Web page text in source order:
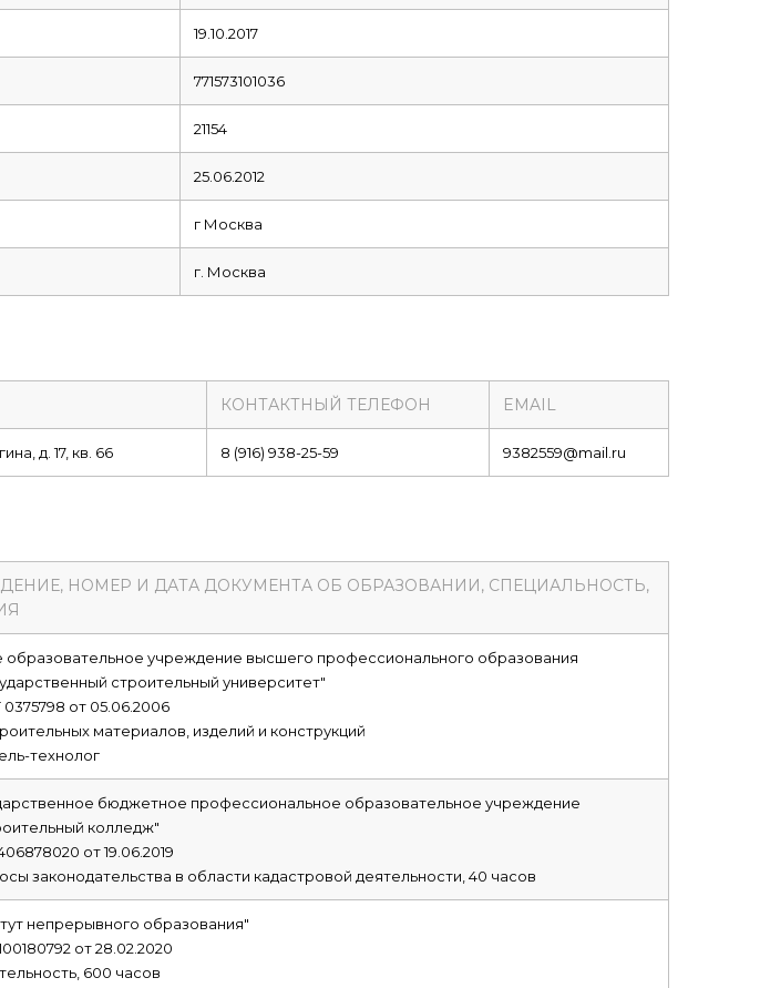
19.10.2017
771573101036
21154
25.06.2012
г Москва
г. Москва
КОНТАКТНЫЙ ТЕЛЕФОН EMAIL
д. 17, кв. 66 8 (916) 938-25-59 9382559@mail.ru
НОМЕР И ДАТА ДОКУМЕНТА ОБ ОБРАЗОВАНИИ, СПЕЦИАЛЬНОСТЬ,
образовательное учреждение высшего профессионального образования
строительный университет"
от 05.06.2006
материалов, изделий и конструкций
технолог
бюджетное профессиональное образовательное учреждение
колледж"
от 19.06.2019
законодательства в области кадастровой деятельности, 40 часов
непрерывного образования"
от 28.02.2020
600 часов